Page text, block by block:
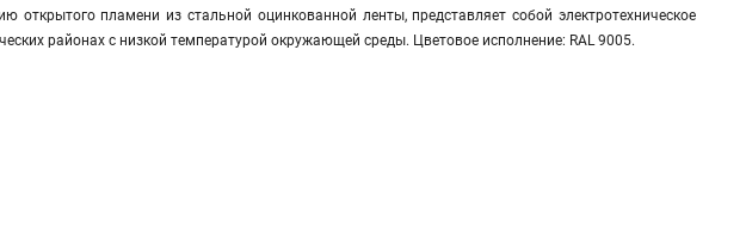
пламени из стальной оцинкованной ленты, представляет собой электротехническое
районах с низкой температурой окружающей среды. Цветовое исполнение: RAL 9005.